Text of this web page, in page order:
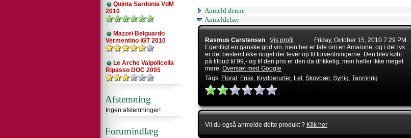
Quinta Sardonia VdM
2010
Mazzei Belguardo
Vermentino IGT 2010
Le Arche Valpolicella
Ripasso DOC 2005
Afstemning
Ingen afstemninger!
Forumindlæg
Anmeld denne
Anmeldelser
Rasmus Carstensen Vis profil
Friday, October 15, 2010 7:29 PM
Egentligt en ganske god vin, men her er tale om en Amarone, og i det lys
er det bestemt ikke noget der lever op til forventningerne. Den blev købt
på tilbud til 99,- og til den pris er den da drikkelig, men heller ikke meget
mere. Oversæt med Google
Tags: Floral , Frisk, Krydderurter, Let, Skovbær, Syrlig, Tanninrig
Vil du også anmelde dette produkt ? Klik her